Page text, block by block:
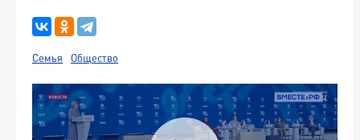
Семья Общество